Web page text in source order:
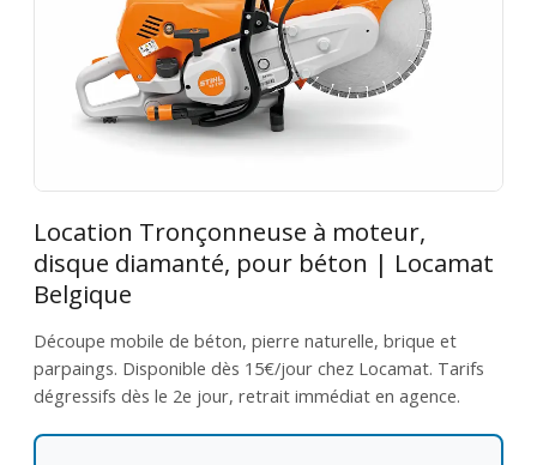
Location Tronçonneuse à moteur,
disque diamanté, pour béton | Locamat
Belgique
Découpe mobile de béton, pierre naturelle, brique et
parpaings. Disponible dès 15€/jour chez Locamat. Tarifs
dégressifs dès le 2e jour, retrait immédiat en agence.